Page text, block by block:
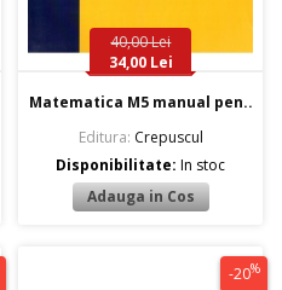
40,00 Lei
34,00 Lei
Matematica M5 manual pen..
Editura: Crepuscul
Disponibilitate:In stoc
-20%